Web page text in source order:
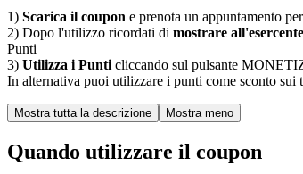
1) Scarica il coupon e prenota un appuntamento
2) Dopo l'utilizzo ricordati di mostrare
Punti
3) Utilizza i Punti cliccando sul pulsante
In alternativa puoi utilizzare i punti come sconto
Quando utilizzare il coupon